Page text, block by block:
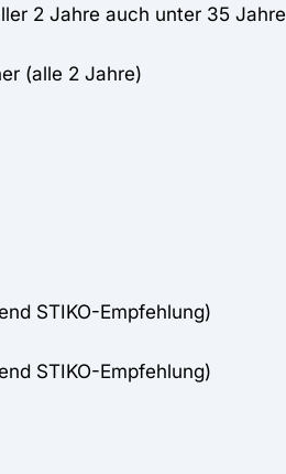
2 Jahre auch unter 35 Jahre
(alle 2 Jahre)
STIKO-Empfehlung)
STIKO-Empfehlung)